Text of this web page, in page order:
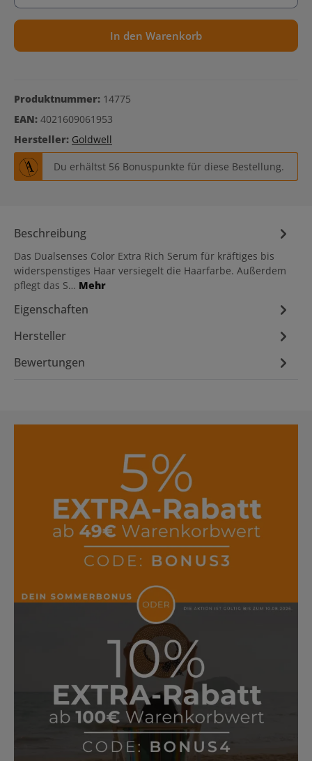
In den Warenkorb
Produktnummer: 14775
EAN: 4021609061953
Hersteller: Goldwell
Du erhältst 56 Bonuspunkte für diese Bestellung.
Beschreibung
Das Dualsenses Color Extra Rich Serum für kräftiges bis
widerspenstiges Haar versiegelt die Haarfarbe. Außerdem
pflegt das S… Mehr
Eigenschaften
Hersteller
Bewertungen